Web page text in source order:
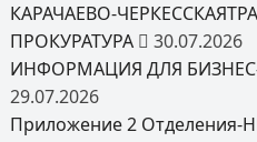
КАРАЧАЕВО-
ПРОКУРАТУРА
30.07.2026
ИНФОРМАЦИЯ ДЛЯ
29.07.2026
Приложение 2 Отделения-